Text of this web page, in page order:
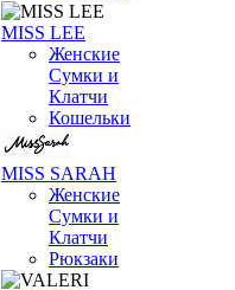
MISS LEE
Женские
Сумки и
Клатчи
Кошельки
MISS SARAH
Женские
Сумки и
Клатчи
Рюкзаки